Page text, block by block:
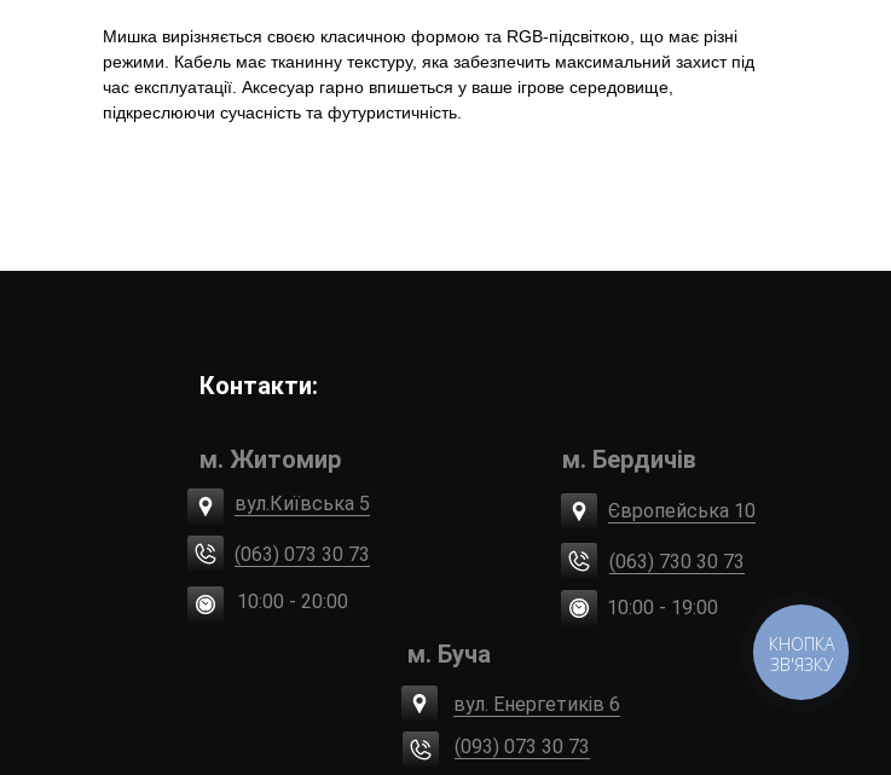
Мишка вирізняється своєю класичною формою та RGB-підсвіткою, що має різні
режими. Кабель має тканинну текстуру, яка забезпечить максимальний захист під
час експлуатації. Аксесуар гарно впишеться у ваше ігрове середовище,
підкреслюючи сучасність та футуристичність.
Контакти:
м. Житомир
вул.Київська 5
10:00 - 20:00
(063) 073 30 73
м. Бердичів
Європейська 10
10:00 - 19:00
(063) 730 30 73
м. Буча
вул. Енергетиків 6
(093) 073 30 73
КНОПКА
ЗВ'ЯЗКУ